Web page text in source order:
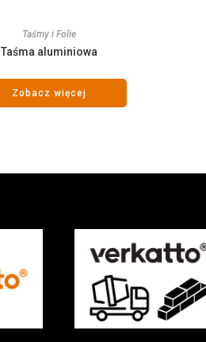
Taśmy i Folie
Taśma aluminiowa
Zobacz więcej